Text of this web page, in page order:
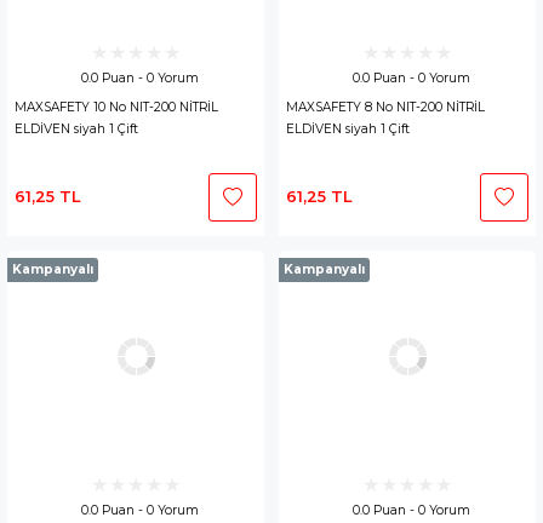
0.0 Puan - 0 Yorum
MAXSAFETY 10 No NIT-200 NİTRİL
ELDİVEN siyah 1 Çift
61,25 TL
0.0 Puan - 0 Yorum
MAXSAFETY 8 No NIT-200 NİTRİL
ELDİVEN siyah 1 Çift
61,25 TL
Kampanyalı
0.0 Puan - 0 Yorum
Kampanyalı
0.0 Puan - 0 Yorum